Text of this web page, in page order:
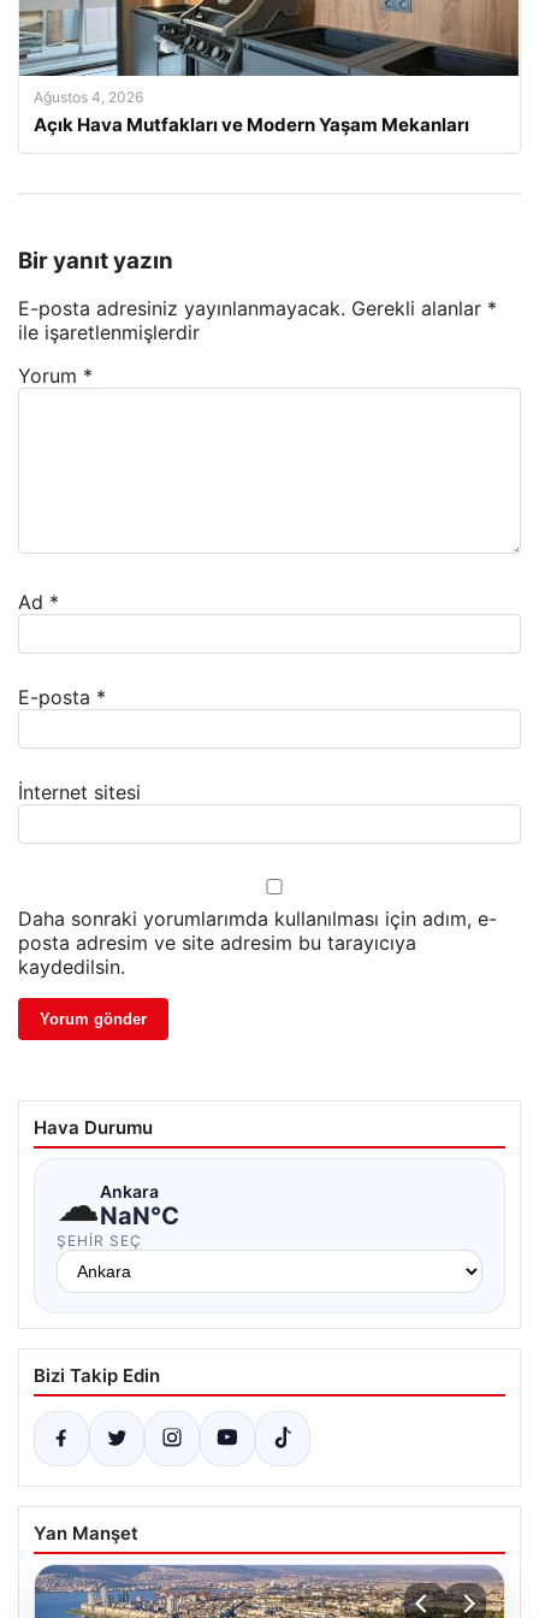
Ağustos 4, 2026
Açık Hava Mutfakları ve Modern Yaşam Mekanları
Bir yanıt yazın
E-posta adresiniz yayınlanmayacak. Gerekli alanlar *
ile işaretlenmişlerdir
Yorum *
Ad *
E-posta *
İnternet sitesi
Daha sonraki yorumlarımda kullanılması için adım, e-
posta adresim ve site adresim bu tarayıcıya
kaydedilsin.
Hava Durumu
☁Ankara
NaN°C
ŞEHIR SEÇ
Bizi Takip Edin
Yan Manşet